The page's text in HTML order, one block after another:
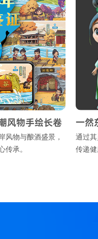
手绘长卷
酿酒盛景，
。
一然东方
通过其灵动
传递健康、